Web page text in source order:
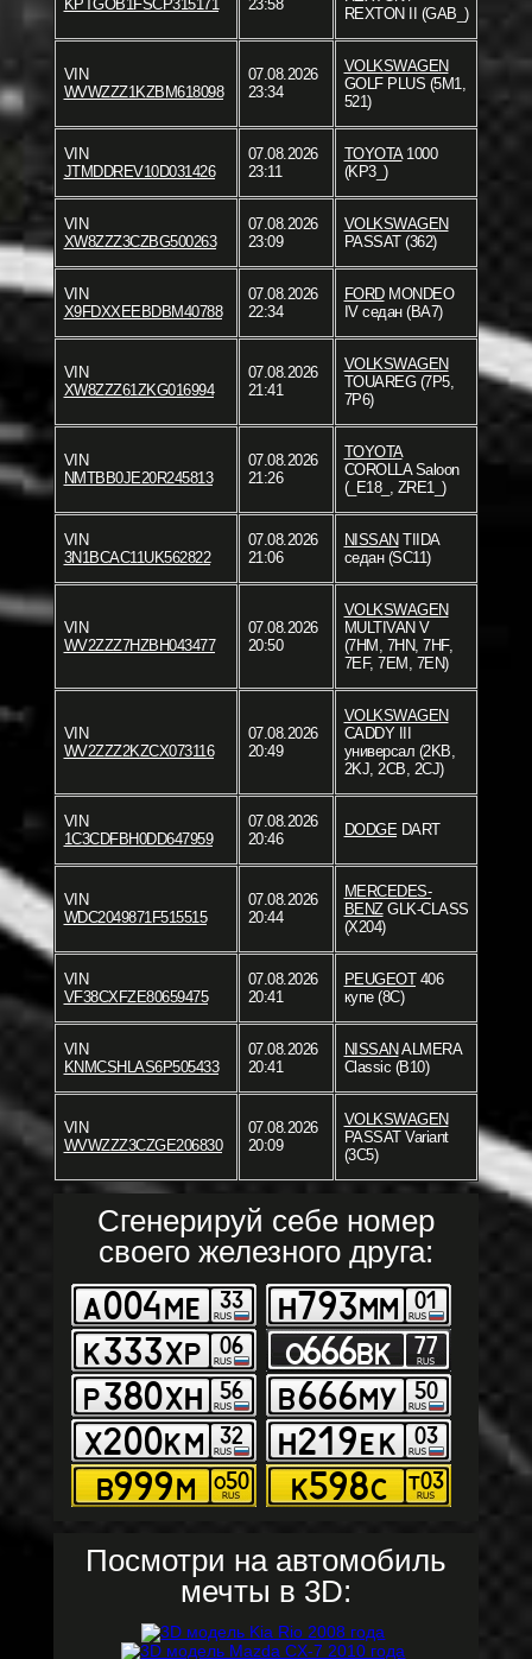
KPTGOB1FSCP315171
23:58
REXTON II (GAB_)
VIN
WVWZZZ1KZBM618098
07.08.2026
23:34
VOLKSWAGEN
GOLF PLUS (5M1,
521)
VIN
JTMDDREV10D031426
07.08.2026
23:11
TOYOTA1000
(KP3_)
VIN
XW8ZZZ3CZBG500263
07.08.2026
23:09
VOLKSWAGEN
PASSAT (362)
VIN
X9FDXXEEBDBM40788
07.08.2026
22:34
FORDMONDEO
IV седан (BA7)
VIN
XW8ZZZ61ZKG016994
07.08.2026
21:41
VOLKSWAGEN
TOUAREG (7P5,
7P6)
VIN
NMTBB0JE20R245813
07.08.2026
21:26
TOYOTA
COROLLA Saloon
(_E18_, ZRE1_)
VIN
3N1BCAC11UK562822
07.08.2026
21:06
NISSAN TIIDA
седан (SC11)
VIN
WV2ZZZ7HZBH043477
07.08.2026
20:50
VOLKSWAGEN
MULTIVAN V
(7HM, 7HN, 7HF,
7EF, 7EM, 7EN)
VIN
WV2ZZZ2KZCX073116
07.08.2026
20:49
VOLKSWAGEN
CADDY III
универсал (2KB,
2KJ, 2CB, 2CJ)
VIN
1C3CDFBH0DD647959
07.08.2026
20:46
DODGEDART
VIN
WDC2049871F515515
07.08.2026
20:44
MERCEDES-
BENZGLK-CLASS
(X204)
VIN
VF38CXFZE80659475
07.08.2026
20:41
PEUGEOT406
купе (8C)
VIN
KNMCSHLAS6P505433
07.08.2026
20:41
NISSAN ALMERA
Classic (B10)
VIN
WVWZZZ3CZGE206830
07.08.2026
20:09
VOLKSWAGEN
PASSAT Variant
(3C5)
Сгенерируй себе номер
своего железного друга:
Посмотри на автомобиль
мечты в 3D: